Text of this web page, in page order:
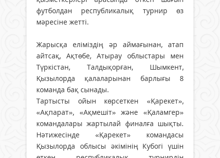
футболдан республикалық турнир өз
мәресіне жетті.
Жарысқа еліміздің әр аймағынан, атап
айтсақ, Ақтөбе, Атырау облыстары мен
Түркістан, Талдықорған, Шымкент,
Қызылорда қалаларынан барлығы 8
команда бақ сынады.
Тартысты ойын көрсеткен «Қарекет»,
«Ақпарат», «Ақмешіт» және «Қаламгер»
командалары жартылай финалға шықты.
Нәтижесінде «Қарекет» командасы
Қызылорда облысы әкімінің Кубогі үшін